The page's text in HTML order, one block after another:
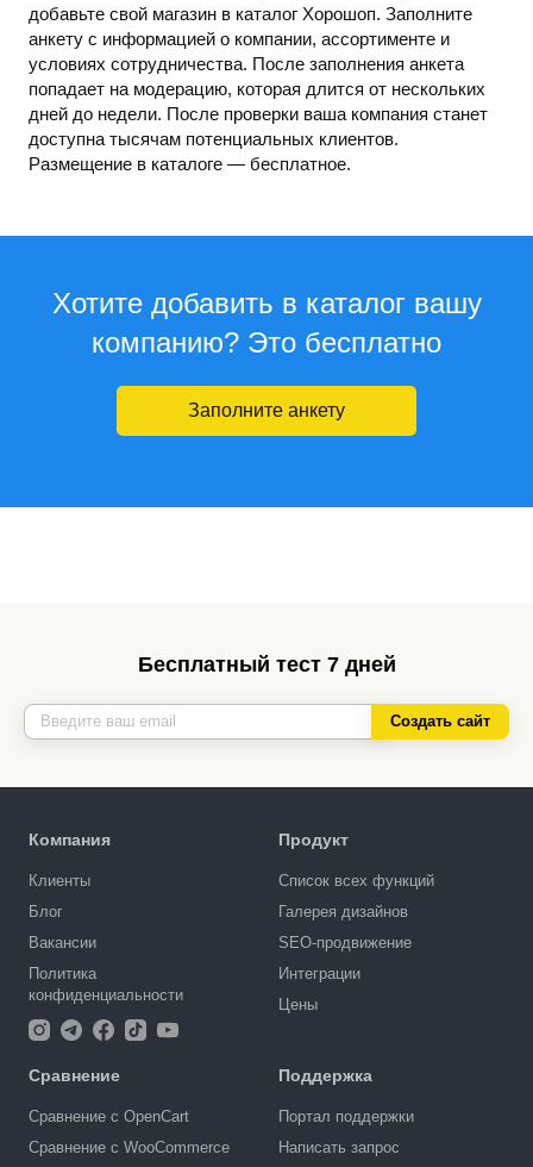
добавьте свой магазин в каталог Хорошоп. Заполните
анкету с информацией о компании, ассортименте и
условиях сотрудничества. После заполнения анкета
попадает на модерацию, которая длится от нескольких
дней до недели. После проверки ваша компания станет
доступна тысячам потенциальных клиентов.
Размещение в каталоге — бесплатное.
Хотите добавить в каталог вашу
компанию? Это бесплатно
Заполните анкету
Бесплатный тест 7 дней
Создать сайт
Компания
Клиенты
Блог
Вакансии
Политика
конфиденциальности
Продукт
Список всех функций
Галерея дизайнов
SEO-продвижение
Интеграции
Цены
Сравнение
Сравнение с OpenCart
Сравнение с WooCommerce
Поддержка
Портал поддержки
Написать запрос